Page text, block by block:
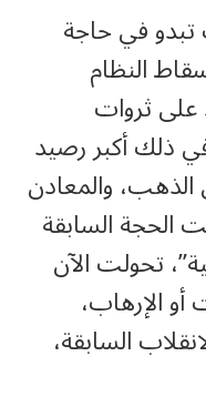
تبدو في حاجة
النظام
على ثروات
في ذلك أكبر رصيد
والمعادن
الحجة السابقة
تحولت الآن
أو الإرهاب،
السابقة،